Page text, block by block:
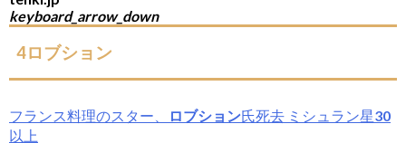
keyboard_arrow_down
4ロブション
フランス料理のスター、 ロブション氏死去 ミシュラン星30
以上